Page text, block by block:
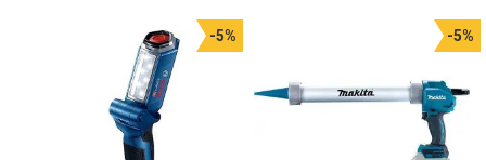
-5% -5%